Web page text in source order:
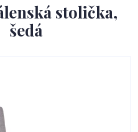
stolička,
šedá